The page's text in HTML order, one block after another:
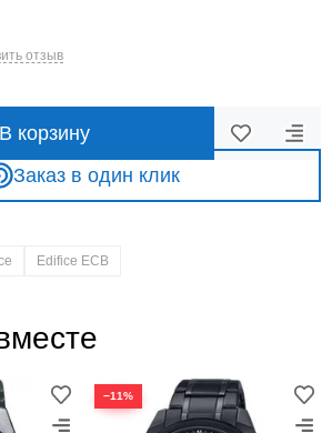
отзыв
В корзину
Заказ в один клик
Edifice ECB
−11%